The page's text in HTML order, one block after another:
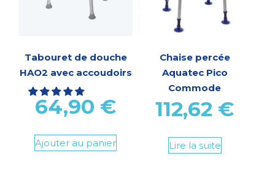
Tabouret de douche
HAO2 avec accoudoirs
64,90 €
Ajouter au panier
Chaise percée
Aquatec Pico
Commode
112,62 €
Lire la suite